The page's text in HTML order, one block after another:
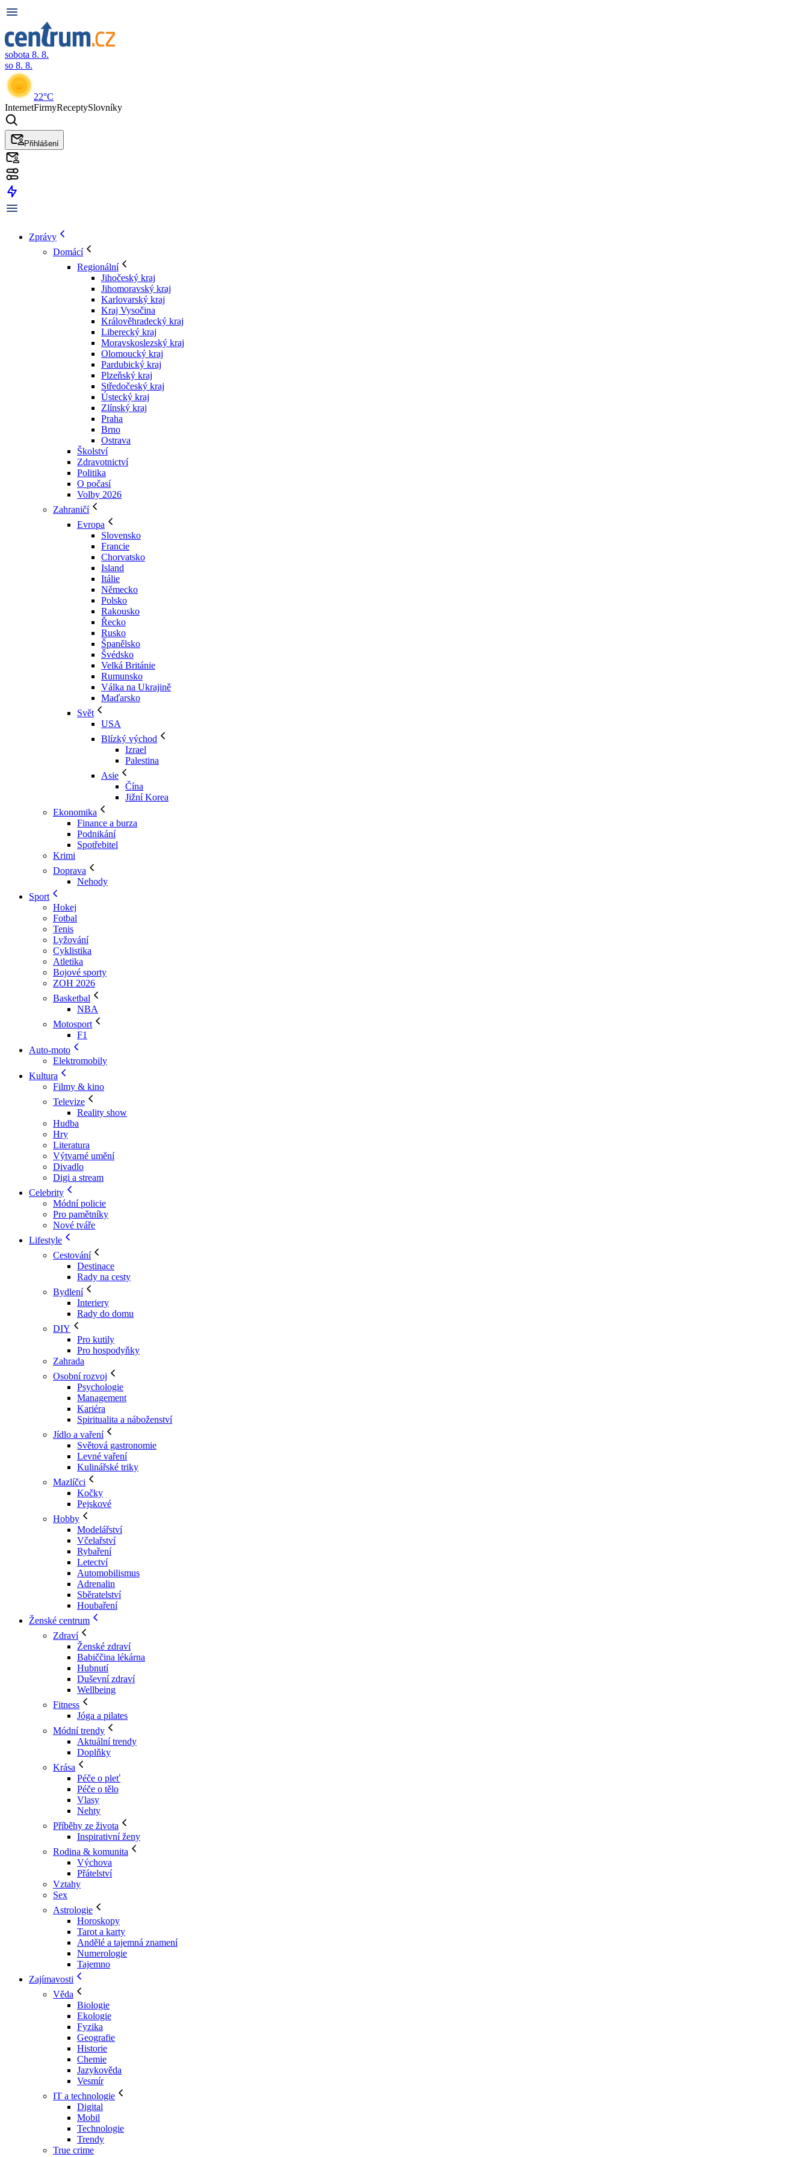
sobota 8. 8.
so 8. 8.
22°C
InternetFirmyReceptySlovníky
Přihlášení
Zprávy
Domácí
Regionální
Jihočeský kraj
Jihomoravský kraj
Karlovarský kraj
Kraj Vysočina
Králověhradecký kraj
Liberecký kraj
Moravskoslezský kraj
Olomoucký kraj
Pardubický kraj
Plzeňský kraj
Středočeský kraj
Ústecký kraj
Zlínský kraj
Praha
Brno
Ostrava
Školství
Zdravotnictví
Politika
O počasí
Volby 2026
Zahraničí
Evropa
Slovensko
Francie
Chorvatsko
Island
Itálie
Německo
Polsko
Rakousko
Řecko
Rusko
Španělsko
Švédsko
Velká Británie
Rumunsko
Válka na Ukrajině
Maďarsko
Svět
USA
Blízký východ
Izrael
Palestina
Asie
Čína
Jižní Korea
Ekonomika
Finance a burza
Podnikání
Spotřebitel
Krimi
Doprava
Nehody
Sport
Hokej
Fotbal
Tenis
Lyžování
Cyklistika
Atletika
Bojové sporty
ZOH 2026
Basketbal
NBA
Motosport
F1
Auto-moto
Elektromobily
Kultura
Filmy & kino
Televize
Reality show
Hudba
Hry
Literatura
Výtvarné umění
Divadlo
Digi a stream
Celebrity
Módní policie
Pro pamětníky
Nové tváře
Lifestyle
Cestování
Destinace
Rady na cesty
Bydlení
Interiery
Rady do domu
DIY
Pro kutily
Pro hospodyňky
Zahrada
Osobní rozvoj
Psychologie
Management
Kariéra
Spiritualita a náboženství
Jídlo a vaření
Světová gastronomie
Levné vaření
Kulinářské triky
Mazlíčci
Kočky
Pejskové
Hobby
Modelářství
Včelařství
Rybaření
Letectví
Automobilismus
Adrenalin
Sběratelství
Houbaření
Ženské centrum
Zdraví
Ženské zdraví
Babiččina lékárna
Hubnutí
Duševní zdraví
Wellbeing
Fitness
Jóga a pilates
Módní trendy
Aktuální trendy
Doplňky
Krása
Péče o pleť
Péče o tělo
Vlasy
Nehty
Příběhy ze života
Inspirativní ženy
Rodina & komunita
Výchova
Přátelství
Vztahy
Sex
Astrologie
Horoskopy
Tarot a karty
Andělé a tajemná znamení
Numerologie
Tajemno
Zajímavosti
Věda
Biologie
Ekologie
Fyzika
Geografie
Historie
Chemie
Jazykověda
Vesmír
IT a technologie
Digital
Mobil
Technologie
Trendy
True crime